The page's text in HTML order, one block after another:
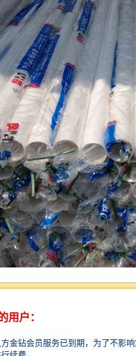
较小，搬运、装卸、施工方便；
，其粗糙系数仅为0.009，流体阻